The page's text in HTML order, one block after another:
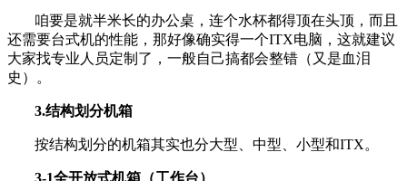
咱要是就半米长的办公桌，连个水杯都得顶在头顶，而且
还需要台式机的性能，那好像确实得一个ITX电脑，这就建议
大家找专业人员定制了，一般自己搞都会整错（又是血泪
史）。
3.结构划分机箱
按结构划分的机箱其实也分大型、中型、小型和ITX。
3-1全开放式机箱（工作台）